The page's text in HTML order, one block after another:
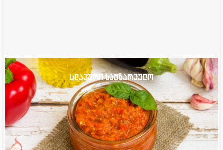
სლავური სამზარეულო